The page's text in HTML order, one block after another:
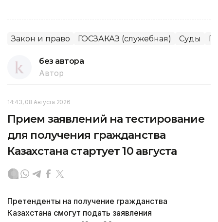
Закон и право ГОСЗАКАЗ (служебная) Суды
без автора
Автор
14:43, 08 Августа 2026
Прием заявлений на тестирование
для получения гражданства
Казахстана стартует 10 августа
Претенденты на получение гражданства
Казахстана смогут подать заявления